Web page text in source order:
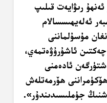
رىۋايەت قىلىپ
ئەلەيھىسسالام
مۇسۇلماننى
ئاشۇرۇۋەتمەي،
ئادەمنى
ھۆرمەتلەش
جۈملىسىدىندۇر».